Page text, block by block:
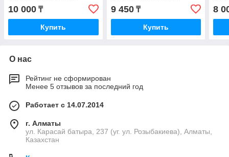
10 000 ₸
Купить
9 450₸
Купить
8
О нас
Рейтинг не сформирован
Менее 5 отзывов за последний год
Работает с 14.07.2014
г. Алматы
ул. Карасай батыра, 237 (уг. ул. Розыбакиева), Алматы,
Казахстан